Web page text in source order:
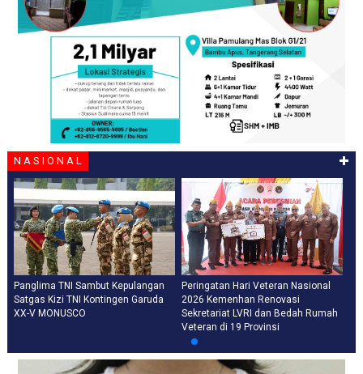
N A S I O N A L
Panglima TNI Sambut Kepulangan
Satgas Kizi TNI Kontingen Garuda
XX-V MONUSCO
Peringatan Hari Veteran Nasional
2026 Kemenhan Renovasi
Sekretariat LVRI dan Bedah Rumah
Veteran di 19 Provinsi